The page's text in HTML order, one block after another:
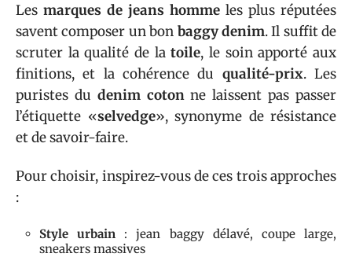
Les marques de jeans homme les plus réputées
savent composer un bon baggy denim. Il suffit de
scruter la qualité de latoile, le soin apporté aux
finitions, et la cohérence du qualité-prix. Les
puristes du denim cotonne laissent pas passer
l’étiquette «selvedge», synonyme de résistance
et de savoir-faire.
Pour choisir, inspirez-vous de ces trois approches
:
Style urbain : jean baggy délavé, coupe large,
sneakers massives